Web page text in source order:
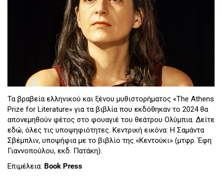
Τα βραβεία ελληνικού και ξένου μυθιστορήματος «The Athens
Prize for Literature» για τα βιβλία που εκδόθηκαν το 2024 θα
απονεμηθούν φέτος στο φουαγιέ του θεάτρου Ολύμπια. Δείτε
εδώ, όλες τις υποψηφιότητες. Κεντρική εικόνα: Η Σαμάντα
Σβέμπλιν, υποψήφια με το βιβλίο της «Κεντούκι» (μτφρ. Έφη
Γιαννοπούλου, εκδ. Πατάκη).
Επιμέλεια: Book Press